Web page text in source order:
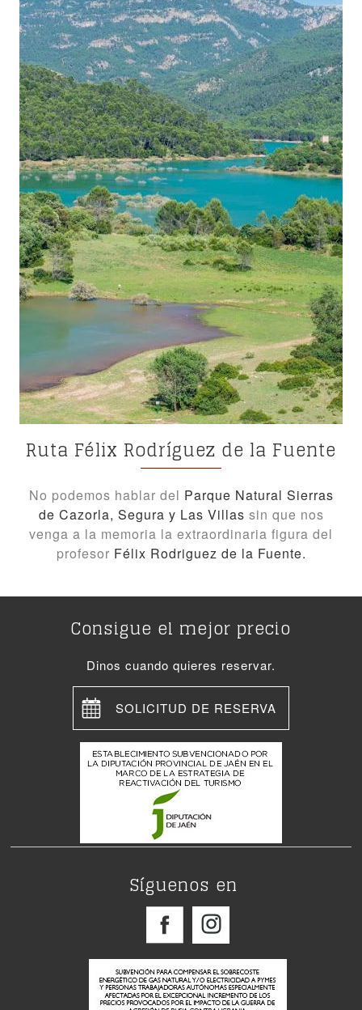
Ruta Félix Rodríguez de la Fuente
No podemos hablar del Parque Natural Sierras
de Cazorla, Segura y Las Villas sin que nos
venga a la memoria la extraordinaria figura del
profesor Félix Rodriguez de la Fuente.
Consigue el mejor precio
Dinos cuando quieres reservar.
SOLICITUD DE RESERVA
Síguenos en